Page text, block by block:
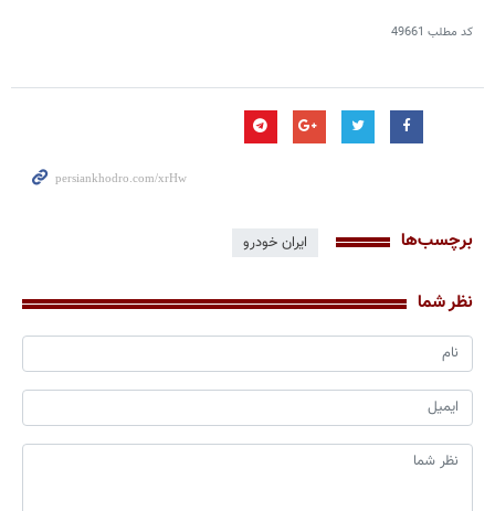
کد مطلب 49661
برچسب‌ها ایران خودرو
نظر شما